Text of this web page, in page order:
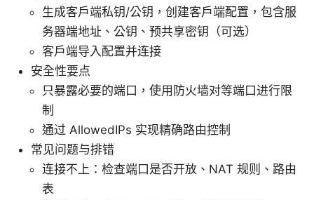
生成客户端私钥/公钥，创建客户端配置，包含服
务器端地址、公钥、预共享密钥（可选）
客户端导入配置并连接
安全性要点
只暴露必要的端口，使用防火墙对等端口进行限
制
通过 AllowedIPs 实现精确路由控制
常见问题与排错
连接不上：检查端口是否开放、NAT 规则、路由
表